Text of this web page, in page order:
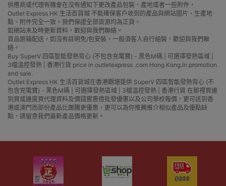
供應商或代理有機會在沒有通知下更改產品包裝、產地或者一些附件，
Outlet Express HK 生活百貨城 不能確保客戶收到的產品與網站圖片、生產地
點、附件完全一致。我們保證全部貨源均為正貨。
如網站未及時更新資料，歡迎與我們聯絡。
貨品原箱配送，如沒有註明免/包安裝，一般須客人自行組裝，歡迎與我們聯
絡。
Buy SuperV 四區智能發熱背心 (不包含充電寶) - 黑色M碼 | 可選擇發熱區域 |
3檔溫控發熱 | 香港行貨 price in outletexpress .com Hong Kong.In promotion
and sale.
Outlet Express HK 生活百貨城在香港觀塘提供 SuperV 四區智能發熱背心 (不
包含充電寶) - 黑色M碼 | 可選擇發熱區域 | 3檔溫控發熱 | 香港行貨 在那裡買邊
到買或邊度買代理資料及價錢實惠借批發優惠以及公司學校報價，更可送到香
港或澳門而部份產品比團購更優惠，更可以為你推薦推介相似產品及優點缺
點，請留意我們最新產品價格更新。